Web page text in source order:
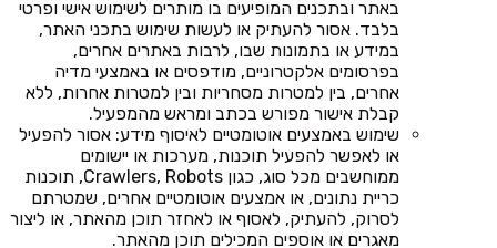
באתר ובתכנים המופיעים בו מותרים לשימוש אישי ופרטי
בלבד. אסור להעתיק או לעשות שימוש בתכני האתר,
במידע או בתמונות שבו, לרבות באתרים אחרים,
בפרסומים אלקטרוניים, מודפסים או באמצעי מדיה
אחרים, בין למטרות מסחריות ובין למטרות אחרות, ללא
קבלת אישור מפורש בכתב ומראש מהמפעיל.
שימוש באמצעים אוטומטיים לאיסוף מידע: אסור להפעיל
או לאפשר להפעיל תוכנות, מערכות או יישומים
ממוחשבים מכל סוג, כגון Crawlers, Robots, תוכנות
כריית נתונים, או אמצעים אוטומטיים אחרים, שמטרתם
לסרוק, להעתיק, לאסוף או לאחזר תוכן מהאתר, או ליצור
מאגרים או אוספים המכילים תוכן מהאתר.